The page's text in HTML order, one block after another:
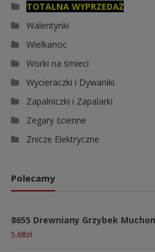
TOTALNA WYPRZEDAŻ
Walentynki
Wielkanoc
Worki na śmieci
Wycieraczki i Dywaniki
Zapalniczki i Zapalarki
Zegary ścienne
Znicze Elektryczne
Polecamy
8655 Drewniany Grzybek
5.68zł